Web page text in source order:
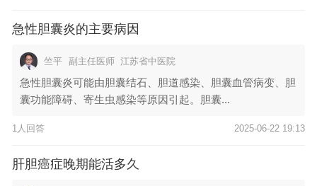
急性胆囊炎的主要病因
竺平 副主任医师 江苏省中医院
急性胆囊炎可能由胆囊结石、胆道感染、胆囊血管病变、胆
囊功能障碍、寄生虫感染等原因引起。胆囊...
1人回答 2025-06-22 19:13
肝胆癌症晚期能活多久